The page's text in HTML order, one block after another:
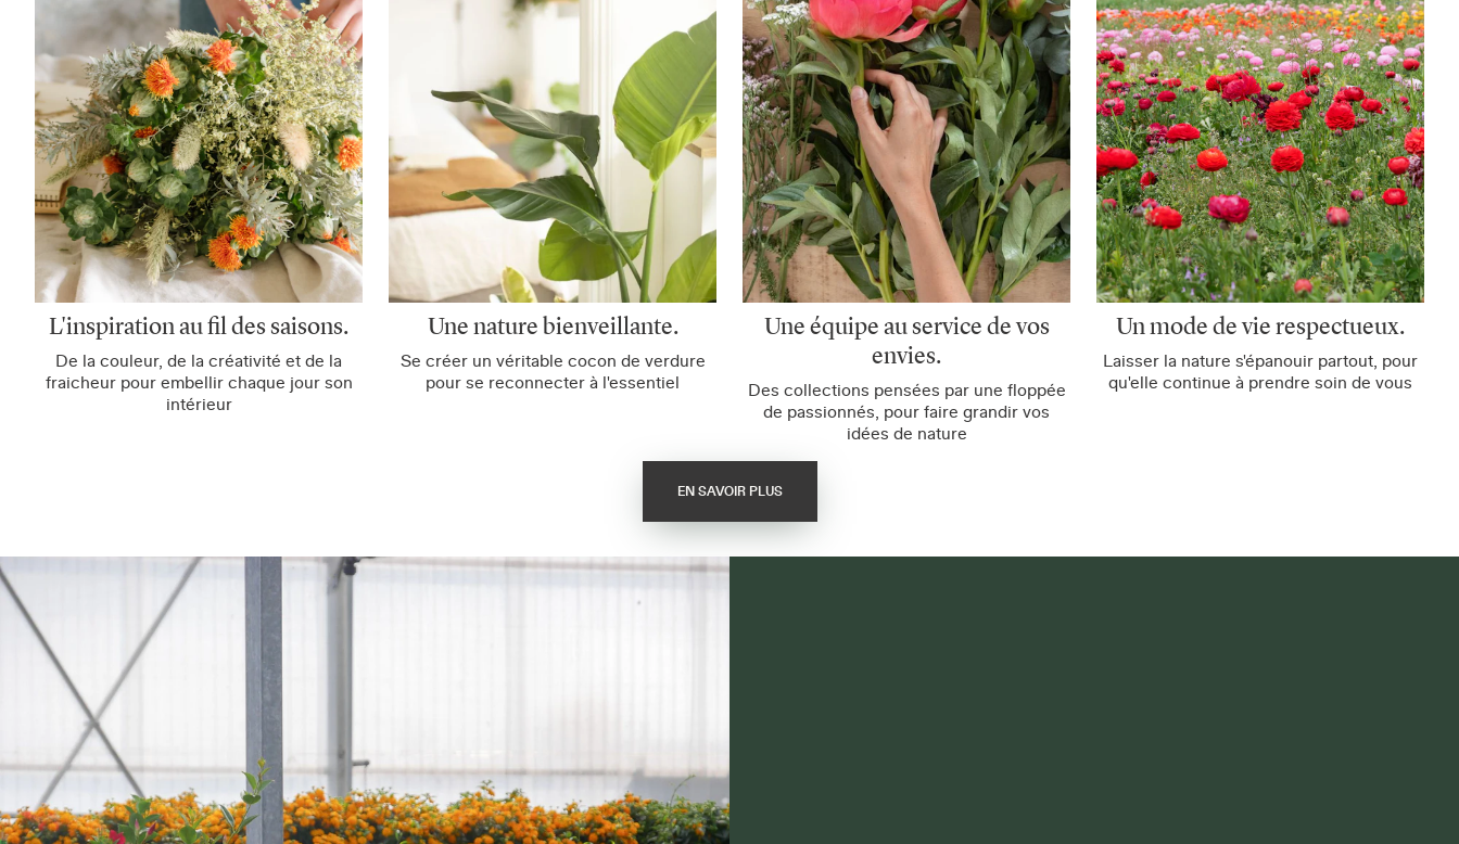
L'inspiration au fil des saisons.
De la couleur, de la créativité et de la
fraicheur pour embellir chaque jour son
intérieur
Une nature bienveillante.
Se créer un véritable cocon de verdure
pour se reconnecter à l'essentiel
Une équipe au service de vos
envies.
Des collections pensées par une floppée
de passionnés, pour faire grandir vos
idées de nature
Un mode de vie respectueux.
Laisser la nature s'épanouir partout, pour
qu'elle continue à prendre soin de vous
EN SAVOIR PLUS